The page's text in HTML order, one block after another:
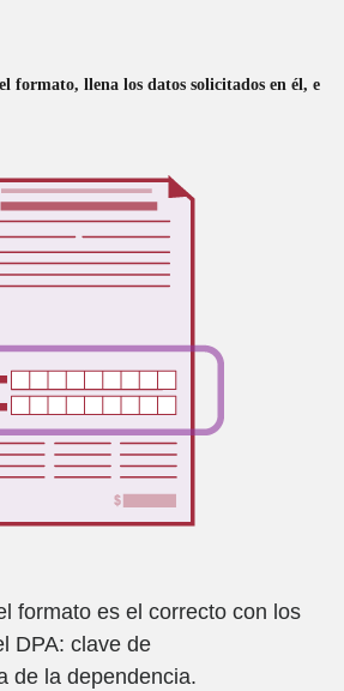
formato, llena los datos solicitados en él, e
formato es el correcto con los
DPA: clave de
de la dependencia.